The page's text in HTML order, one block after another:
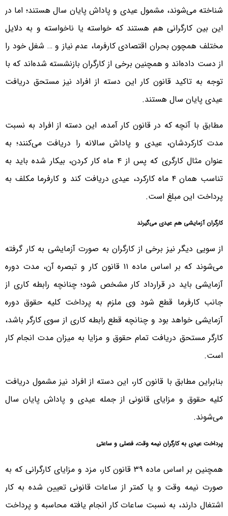
شناخته می‌شوند، مشمول عیدی و پاداش پایان سال هستند؛ اما در
این بین کارگرانی هم هستند که خواسته یا ناخواسته و به دلایل
مختلف همچون بحران اقتصادی کارفرما، عدم نیاز و … شغل خود را
از دست داده‌اند و همچنین برخی از کارگران بازنشسته شده‌اند که با
توجه به تاکید قانون کار این دسته از افراد نیز مستحق دریافت
عیدی پایان سال هستند.
مطابق با آنچه که در قانون کار آمده، این دسته از افراد به نسبت
مدت کارکردشان، عیدی و پاداش سالانه را دریافت می‌کنند؛ به
عنوان مثال کارگری که پس از ۴ ماه کار کردن، بیکار شده باید به
تناسب همان ۴ ماه کارکرد، عیدی دریافت کند و کارفرما مکلف به
پرداخت این مبلغ است.
کارگران آزمایشی هم عیدی می‌گیرند
از سویی دیگر نیز برخی از کارگران به صورت آزمایشی به کار گرفته
می‌شوند که بر اساس ماده ۱۱ قانون کار و تبصره آن، مدت دوره
آزمایشی باید در قرارداد کار مشخص شود؛ چنانچه رابطه کاری از
جانب کارفرما قطع شود وی ملزم به پرداخت کلیه حقوق دوره
آزمایشی خواهد بود و چنانچه قطع رابطه کاری از سوی کارگر باشد،
کارگر مستحق دریافت تمام حقوق و مزایا به میزان مدت انجام کار
است.
بنابراین مطابق با قانون کار، این دسته از افراد نیز مشمول دریافت
کلیه حقوق و مزایای قانونی از جمله عیدی و پاداش پایان سال
می‌شوند.
پرداخت عیدی به کارگران نیمه وقت، فصلی و ساعتی
همچنین بر اساس ماده ۳۹ قانون کار، مزد و مزایای کارگرانی که به
صورت نیمه وقت و یا کمتر از ساعات قانونی تعیین شده به کار
اشتغال دارند، به نسبت ساعات کار انجام یافته محاسبه و پرداخت